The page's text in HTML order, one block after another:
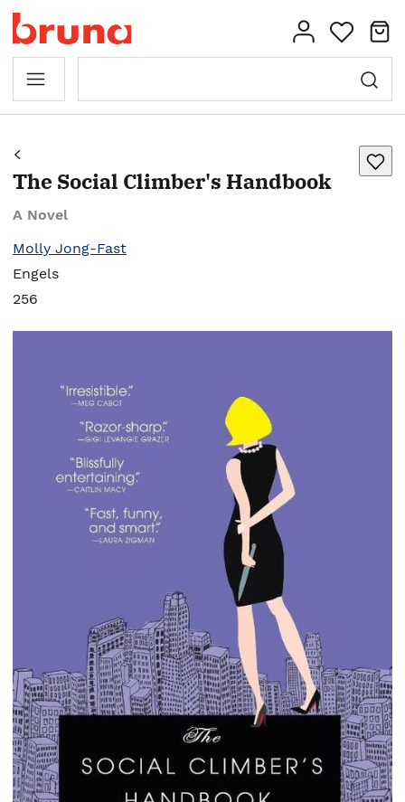
The Social Climber's Handbook
A Novel
Molly Jong-Fast
Engels
256